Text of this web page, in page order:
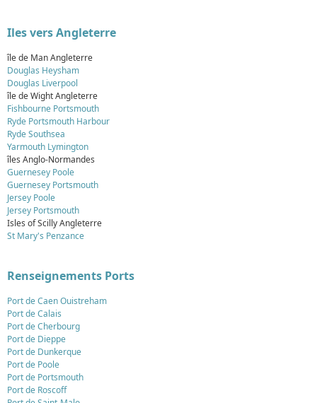
Iles vers Angleterre
île de Man Angleterre
Douglas Heysham
Douglas Liverpool
île de Wight Angleterre
Fishbourne Portsmouth
Ryde Portsmouth Harbour
Ryde Southsea
Yarmouth Lymington
îles Anglo-Normandes
Guernesey Poole
Guernesey Portsmouth
Jersey Poole
Jersey Portsmouth
Isles of Scilly Angleterre
St Mary's Penzance
Renseignements Ports
Port de Caen Ouistreham
Port de Calais
Port de Cherbourg
Port de Dieppe
Port de Dunkerque
Port de Poole
Port de Portsmouth
Port de Roscoff